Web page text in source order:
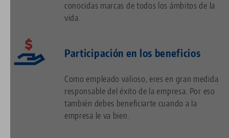
conocidas marcas de todos los ámbitos de la
vida.
Participación en los beneficios
Como empleado valioso, eres en gran medida
responsable del éxito de la empresa. Por eso
también debes beneficiarte cuando a la
empresa le va bien.